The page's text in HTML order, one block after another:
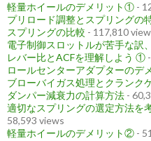
軽量ホイールのデメリット① -
プリロード調整とスプリングの
スプリングの比較 - 117,810
電子制御スロットルが苦手な訳、
レバー比とACFを理解しよう ①
ロールセンターアダプターのデ
ブローバイガス処理とクランク
ダンパー減衰力の計算方法 -
適切なスプリングの選定方法を
58,593 views
軽量ホイールのデメリット② -